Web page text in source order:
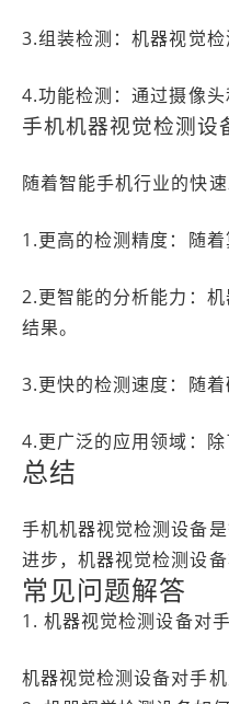
3.组装检测：机器视觉
4.功能检测：通过摄像
手机机器视觉检测设
随着智能手机行业的快
1.更高的检测精度：随
2.更智能的分析能力：
结果。
3.更快的检测速度：随
4.更广泛的应用领域：
总结
手机机器视觉检测设备
进步，机器视觉检测设
常见问题解答
1. 机器视觉检测设备对
机器视觉检测设备对手